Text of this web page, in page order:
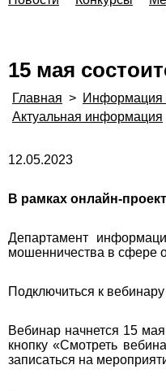
15 мая
Главная > Информация
Актуальная информация
12.05.2023
В рамках онлайн-
Департамент
мошенничества в сфере
Подключиться к
Вебинар начнется 15
кнопку «Смотреть
записаться на